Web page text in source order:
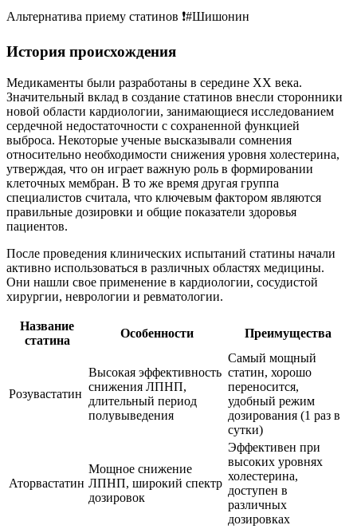
Альтернатива приему статинов ❗️#Шишонин
История происхождения
Медикаменты были разработаны в середине XX века.
Значительный вклад в создание статинов внесли сторонники
новой области кардиологии, занимающиеся исследованием
сердечной недостаточности с сохраненной функцией
выброса. Некоторые ученые высказывали сомнения
относительно необходимости снижения уровня холестерина,
утверждая, что он играет важную роль в формировании
клеточных мембран. В то же время другая группа
специалистов считала, что ключевым фактором являются
правильные дозировки и общие показатели здоровья
пациентов.
После проведения клинических испытаний статины начали
активно использоваться в различных областях медицины.
Они нашли свое применение в кардиологии, сосудистой
хирургии, неврологии и ревматологии.
Название
статина
Особенности Преимущества
Розувастатин
Высокая эффективность
снижения ЛПНП,
длительный период
полувыведения
Самый мощный
статин, хорошо
переносится,
удобный режим
дозирования (1 раз в
сутки)
Аторвастатин
Мощное снижение
ЛПНП, широкий спектр
дозировок
Эффективен при
высоких уровнях
холестерина,
доступен в
различных
дозировках